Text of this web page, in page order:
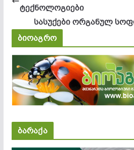
ტექნოლოგიები
სასუქები ორგანულ
ბიოაგრო
ბარაქა